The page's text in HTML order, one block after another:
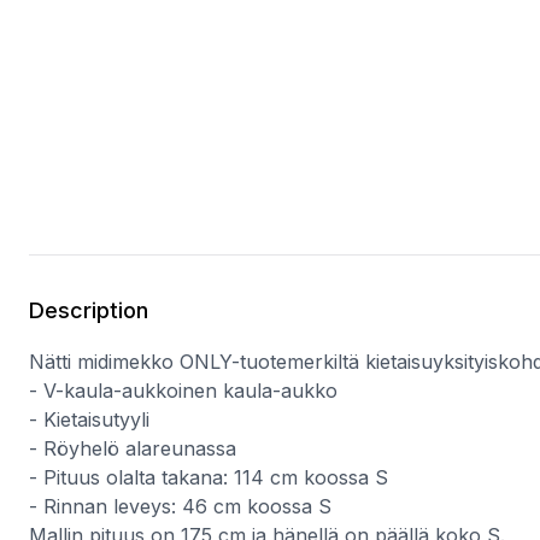
Description
Nätti midimekko ONLY-tuotemerkiltä
- V-kaula-aukkoinen kaula-aukko
- Kietaisutyyli
- Röyhelö alareunassa
- Pituus olalta takana: 114 cm koossa S
- Rinnan leveys: 46 cm koossa S
Mallin pituus on 175 cm ja hänellä on päällä koko S.